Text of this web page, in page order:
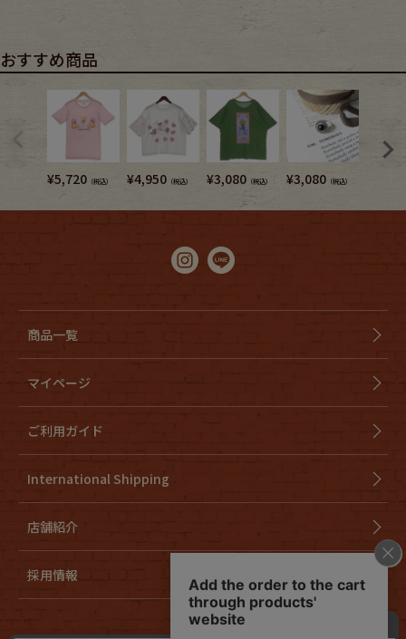
おすすめ商品
¥5,720 （税込） ¥4,950 （税込） ¥3,080 （税込） ¥3,080 （税込）
商品一覧
マイページ
ご利用ガイド
International Shipping
店舗紹介
採用情報